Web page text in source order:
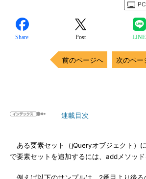
Share Post LINE
前のページへ 次のペー
連載目次
ある要素セット（jQueryオブジェクト）
で要素セットを追加するには、addメソッド